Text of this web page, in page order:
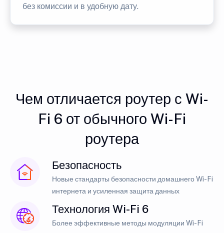
без комиссии и в удобную дату.
Чем отличается роутер с Wi-
Fi 6 от обычного Wi-Fi
роутера
Безопасность
Новые стандарты безопасности домашнего Wi-Fi
интернета и усиленная защита данных
Технология Wi-Fi 6
Более эффективные методы модуляции Wi-Fi